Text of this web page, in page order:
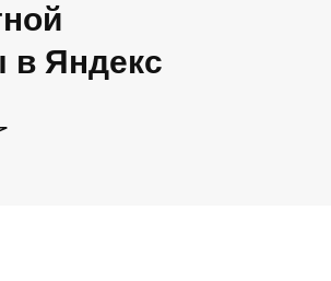
в Яндекс